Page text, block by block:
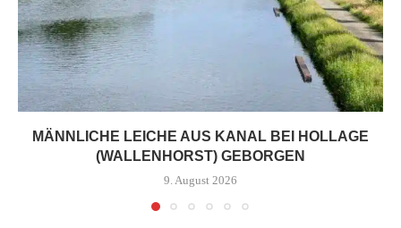
MÄNNLICHE LEICHE AUS KANAL BEI HOLLAGE
(WALLENHORST) GEBORGEN
9. August 2026